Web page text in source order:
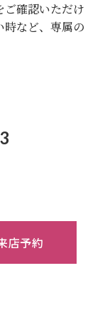
ご確認いただけ
時など、専属の
店予約